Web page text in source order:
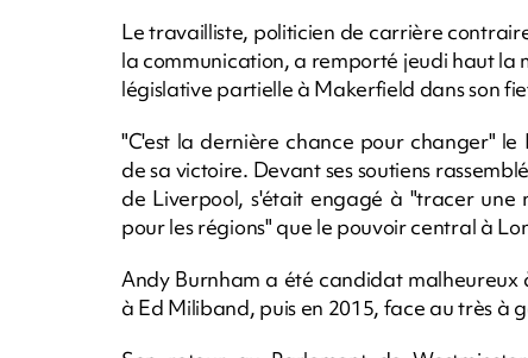
Le travailliste, politicien de carrière
la communication, a remporté jeudi haut
législative partielle à Makerfield dans son
"C'est la dernière chance pour changer"
de sa victoire. Devant ses soutiens
de Liverpool, s'était engagé à "tracer une
pour les régions" que le pouvoir central à
Andy Burnham a été candidat
à Ed Miliband, puis en 2015, face au très à